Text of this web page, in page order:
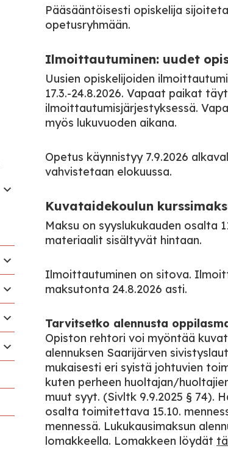
Pääsääntöisesti opiskelija
opetusryhmään.
Ilmoittautuminen: uudet
Uusien opiskelijoiden
17.3.-24.8.2026. Vapaat paikat
ilmoittautumisjärjestyksessä.
myös lukuvuoden aikana.
Opetus käynnistyy 7.9.2026
vahvistetaan elokuussa.
Kuvataidekoulun
Maksu on syyslukukauden osalta
materiaalit sisältyvät hintaan.
Ilmoittautuminen on sitova.
maksutonta 24.8.2026 asti.
Tarvitsetko alennusta
Opiston rehtori voi myöntää
alennuksen Saarijärven
mukaisesti eri syistä johtuvien
kuten perheen huoltajan/
muut syyt. (Sivltk 9.9.2025 § 74).
osalta toimitettava 15.10.
mennessä. Lukukausimaksun
lomakkeella. Lomakkeen löydät